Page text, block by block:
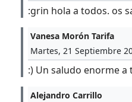
:grin hola a todos. os
Vanesa Morón Tarifa
Martes, 21 Septiembre
:) Un saludo enorme a
Alejandro Carrillo